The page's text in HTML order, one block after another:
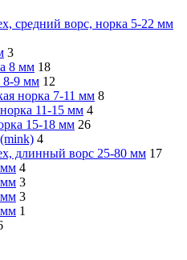
средний ворс, норка 5-22 мм
3
8 мм 18
8-9 мм 12
норка 7-11 мм 8
11-15 мм 4
15-18 мм 26
4
длинный ворс 25-80 мм 17
мм 4
мм 3
мм 3
мм 1